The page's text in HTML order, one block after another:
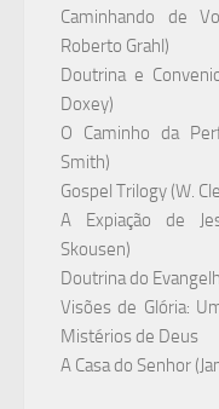
Caminhando de
Roberto Grahl)
Doutrina e
Doxey)
O Caminho da
Smith)
Gospel Trilogy (W.
A Expiação de
Skousen)
Doutrina do
Visões de Glória:
Mistérios de Deus
A Casa do Senhor